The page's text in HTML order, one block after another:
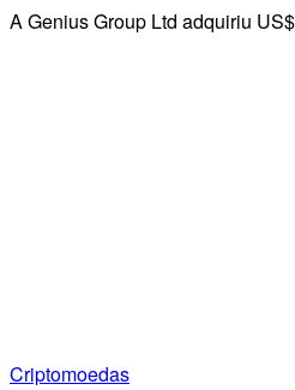
A Genius Group Ltd adquiriu
Criptomoedas